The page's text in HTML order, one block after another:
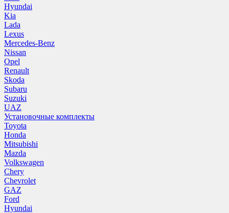
Hyundai
Kia
Lada
Lexus
Mercedes-Benz
Nissan
Opel
Renault
Skoda
Subaru
Suzuki
UAZ
Установочные комплекты
Toyota
Honda
Mitsubishi
Mazda
Volkswagen
Chery
Chevrolet
GAZ
Ford
Hyundai